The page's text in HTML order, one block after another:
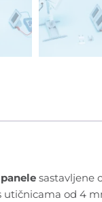
sastavljene
utičnicama od 4